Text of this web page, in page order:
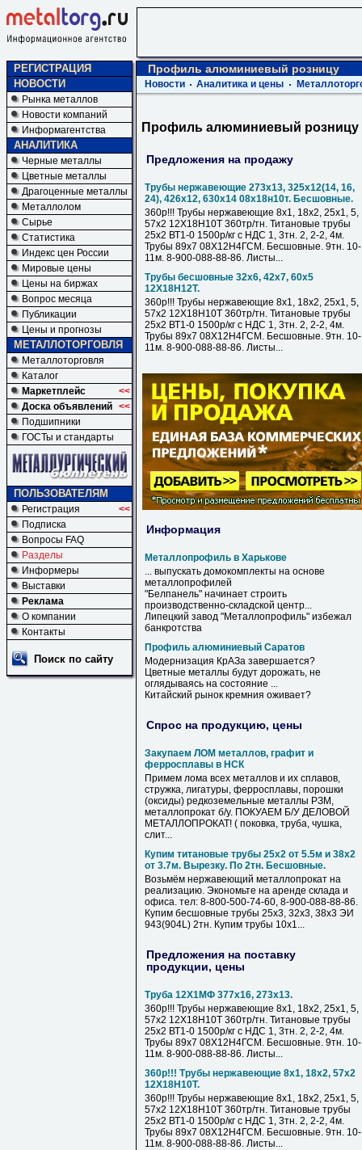
РЕГИСТРАЦИЯ
НОВОСТИ
Рынка металлов
Новости компаний
Информагентства
АНАЛИТИКА
Черные металлы
Цветные металлы
Драгоценные металлы
Металлолом
Сырье
Статистика
Индекс цен России
Мировые цены
Цены на биржах
Вопрос месяца
Публикации
Цены и прогнозы
МЕТАЛЛОТОРГОВЛЯ
Металлоторговля
Каталог
Маркетплейс
<<
Доска объявлений <<
Подшипники
ГОСТы и стандарты
ПОЛЬЗОВАТЕЛЯМ
Регистрация
<<
Подписка
Вопросы FAQ
Разделы
Информеры
Выставки
Реклама
О компании
Контакты
Поиск по сайту
Профиль алюминиевый розницу
Новости Аналитика и цены
Профиль алюминиевый розницу
Предложения на продажу
Трубы нержавеющие 273х13, 325х12(14, 16,
24), 426х12, 630х14 08х18н10т. Бесшовные.
360р!!! Трубы нержавеющие 8х1, 18х2, 25х1, 5,
57х2 12Х18Н10Т 360тр/тн. Титановые трубы
25х2 ВТ1-0 1500р/кг с НДС 1, 3тн. 2, 2-2, 4м.
Трубы 89х7 08Х12Н4ГСМ. Бесшовные. 9тн. 10-
11м. 8-900-088-88-86. Листы...
Трубы бесшовные 32х6, 42х7, 60х5
12Х18Н12Т.
360р!!! Трубы нержавеющие 8х1, 18х2, 25х1, 5,
57х2 12Х18Н10Т 360тр/тн. Титановые трубы
25х2 ВТ1-0 1500р/кг с НДС 1, 3тн. 2, 2-2, 4м.
Трубы 89х7 08Х12Н4ГСМ. Бесшовные. 9тн. 10-
11м. 8-900-088-88-86. Листы...
Информация
Металлопрофиль в Харькове
... выпускать домокомплекты на основе
металлопрофилей
"Белпанель" начинает строить
производственно-складской центр...
Липецкий завод "Металлопрофиль" избежал
банкротства
Профиль алюминиевый Саратов
Модернизация КрАЗа завершается?
Цветные металлы будут дорожать, не
оглядываясь на состояние ...
Китайский рынок кремния оживает?
Спрос на продукцию, цены
Закупаем ЛОМ металлов, графит и
ферросплавы в НСК
Примем лома всех металлов и их сплавов,
стружка, лигатуры, ферросплавы, порошки
(оксиды) редкоземельные металлы РЗМ,
металлопрокат б/у. ПОКУАЕМ Б/У ДЕЛОВОЙ
МЕТАЛЛОПРОКАТ! ( поковка, труба, чушка,
слит...
Купим титановые трубы 25х2 от 5.5м и 38х2
от 3.7м. Вырезку. По 2тн. Бесшовные.
Возьмём нержавеющий металлопрокат на
реализацию. Экономьте на аренде склада и
офиса. тел: 8-800-500-74-60, 8-900-088-88-86.
Купим бесшовные трубы 25х3, 32х3, 38х3 ЭИ
943(904L) 2тн. Купим трубы 10х1...
Предложения на поставку
продукции, цены
Труба 12Х1МФ 377х16, 273х13.
360р!!! Трубы нержавеющие 8х1, 18х2, 25х1, 5,
57х2 12Х18Н10Т 360тр/тн. Титановые трубы
25х2 ВТ1-0 1500р/кг с НДС 1, 3тн. 2, 2-2, 4м.
Трубы 89х7 08Х12Н4ГСМ. Бесшовные. 9тн. 10-
11м. 8-900-088-88-86. Листы...
360р!!! Трубы нержавеющие 8х1, 18х2, 57х2
12Х18Н10Т.
360р!!! Трубы нержавеющие 8х1, 18х2, 25х1, 5,
57х2 12Х18Н10Т 360тр/тн. Титановые трубы
25х2 ВТ1-0 1500р/кг с НДС 1, 3тн. 2, 2-2, 4м.
Трубы 89х7 08Х12Н4ГСМ. Бесшовные. 9тн. 10-
11м. 8-900-088-88-86. Листы...